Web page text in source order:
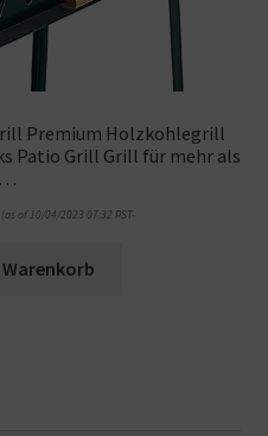
Premium Holzkohlegrill
Patio Grill Grill für mehr als
of 10/04/2023 07:32 PST-
Warenkorb